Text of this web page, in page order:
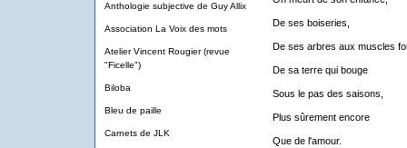
Anthologie subjective de Guy Allix
Association La Voix des mots
Atelier Vincent Rougier (revue
"Ficelle")
Biloba
Bleu de paille
Carnets de JLK
De ses boiseries,
De ses arbres aux muscles
De sa terre qui bouge
Sous le pas des saisons,
Plus sûrement encore
Que de l'amour.